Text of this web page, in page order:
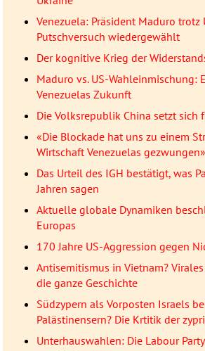
Venezuela: Präsident Maduro trotz
Putschversuch wiedergewählt
Der kognitive Krieg der
Maduro vs. US-Wahleinmischung:
Venezuelas Zukunft
Die Volksrepublik China setzt sich
«Die Blockade hat uns zu einem
Wirtschaft Venezuelas gezwungen»
Das Urteil des IGH bestätigt, was
Jahren sagen
Aktuelle globale Dynamiken
Europas
170 Jahre US-Aggression gegen
Antisemitismus in Vietnam?
die ganze Geschichte
Südzypern als Vorposten Israels
Palästinensern? Die Krtitik der
Unterhauswahlen: Die Labour